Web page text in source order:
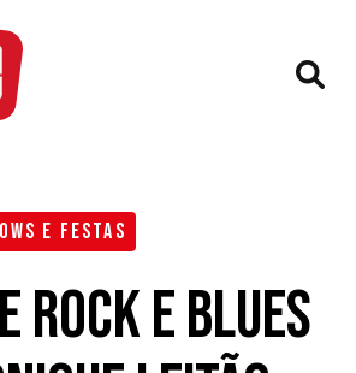
E FESTAS
Rock e Blues